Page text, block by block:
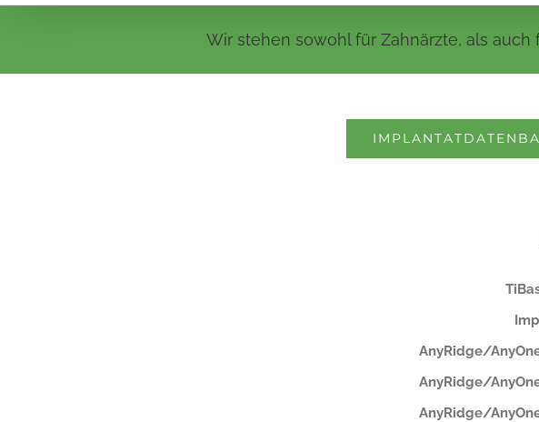
Wir stehen sowohl für Zahnärzte, als
AnyRidge/
AnyRidge/
AnyRidge/